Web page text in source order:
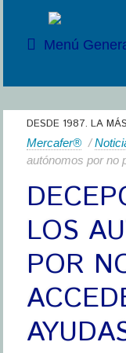
Menú
DESDE 1987. LA
Mercafer® /
autónomos por no
LOS
POR